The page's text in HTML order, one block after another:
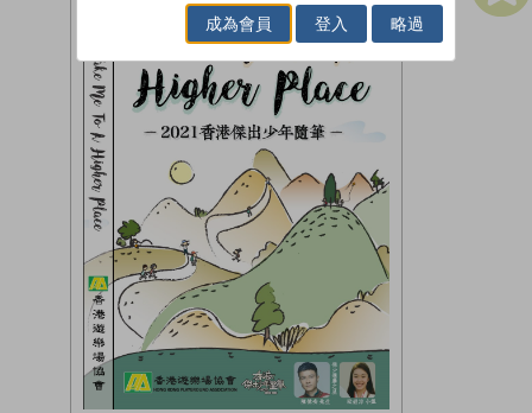
成為會員 登入 略過